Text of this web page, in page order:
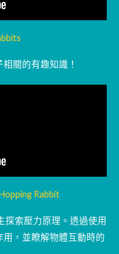
關的有趣知識！
Rabbit
探索壓力原理。透過使用
，並瞭解物體互動時的